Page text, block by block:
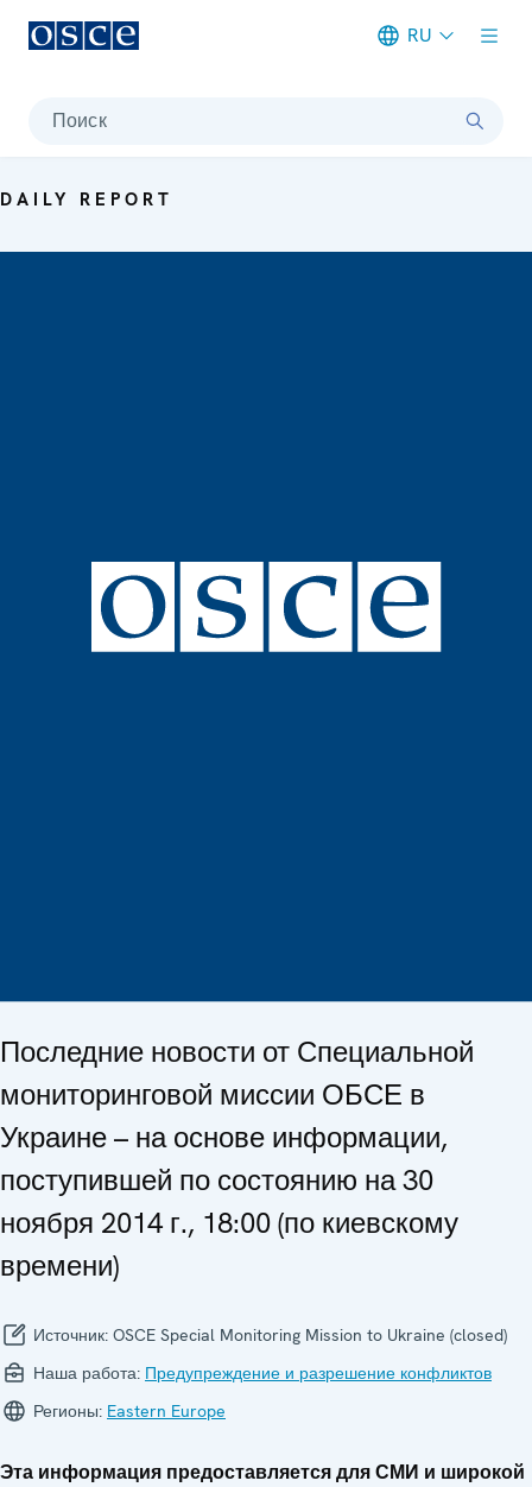
RU
Поиск
DAILY REPORT
Последние новости от Специальной
мониторинговой миссии ОБСЕ в
Украине – на основе информации,
поступившей по состоянию на 30
ноября 2014 г., 18:00 (по киевскому
времени)
Источник: OSCE Special Monitoring Mission to Ukraine (closed)
Наша работа: Предупреждение и разрешение конфликтов
Регионы: Eastern Europe
Эта информация предоставляется для СМИ и широкой